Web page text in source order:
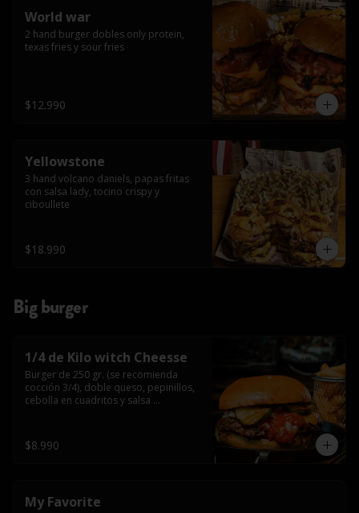
World war
2 hand burger dobles only protein,
texas fries y sour fries
$12.990
Yellowstone
3 hand volcano daniels, papas fritas
con salsa lady, tocino crispy y
ciboullete
$18.990
Big burger
1/4 de Kilo witch Cheesse
Burger de 250 gr. (se recomienda
cocción 3/4), doble queso, pepinillos,
cebolla en cuadritos y salsa
$8.990
My Favorite